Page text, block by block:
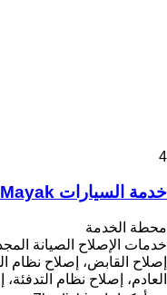
4
خدمة السيارات AutoMayak
محطة الخدمة
خدمات الإصلاح الصيانة
إصلاح القابض، إصلاح نظام
العادم، إصلاح نظام